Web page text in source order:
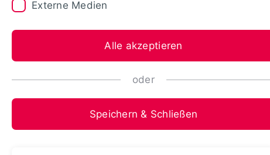
Externe Medien
Alle akzeptieren
oder
Speichern & Schließen